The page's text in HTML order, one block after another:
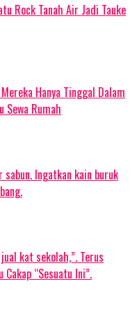
Rock Tanah Air Jadi Tauke
Hanya Tinggal Dalam
Sewa Rumah
Ingatkan kain buruk
kat sekolah,”. Terus
“Sesuatu Ini”.